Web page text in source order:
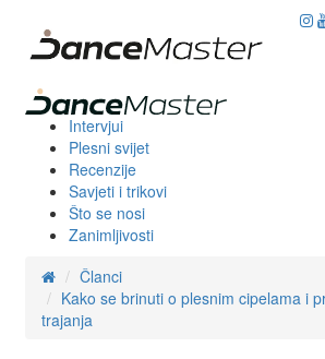
Intervjui
Plesni svijet
Recenzije
Savjeti i trikovi
Što se nosi
Zanimljivosti
Članci
Kako se brinuti o plesnim cipelama i
trajanja